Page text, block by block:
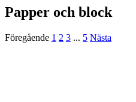
Papper och block
Föregående 1 2 3 ... 5 Nästa